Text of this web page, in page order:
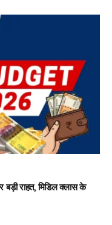
राहत, मिडिल क्लास के